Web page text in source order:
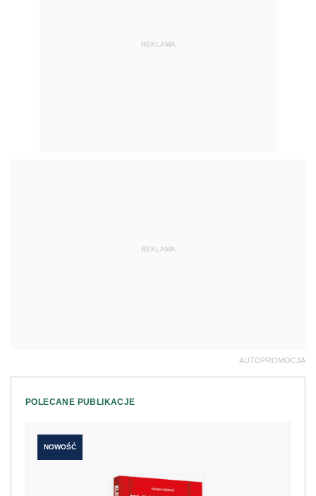
REKLAMA
REKLAMA
AUTOPROMOCJA
POLECANE PUBLIKACJE
NOWOŚĆ